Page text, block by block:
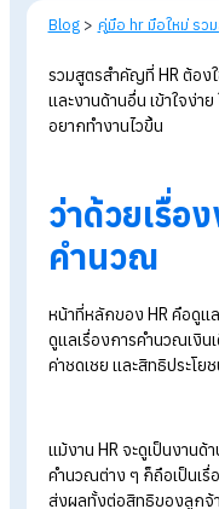
Blog > คู่มือ hr มือใหม่
รวมสูตรสำคัญที่ HR
และงานด้านอื่น เข้าใ
อยากทำงานไวขึ้น
ว่าด้วยเรื่